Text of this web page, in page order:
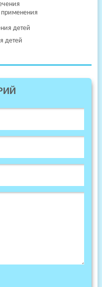
применения
детей